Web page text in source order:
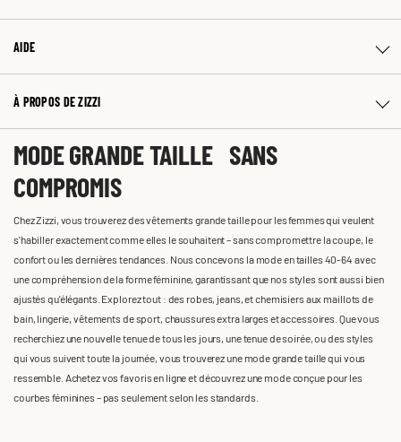
AIDE
À PROPOS DE ZIZZI
MODE GRANDE TAILLE SANS
COMPROMIS
Chez Zizzi, vous trouverez des vêtements grande taille pour les femmes qui veulent
s'habiller exactement comme elles le souhaitent – sans compromettre la coupe, le
confort ou les dernières tendances. Nous concevons la mode en tailles 40-64 avec
une compréhension de la forme féminine, garantissant que nos styles sont aussi bien
ajustés qu'élégants. Explorez tout : des robes, jeans, et chemisiers aux maillots de
bain, lingerie, vêtements de sport, chaussures extra larges et accessoires. Que vous
recherchiez une nouvelle tenue de tous les jours, une tenue de soirée, ou des styles
qui vous suivent toute la journée, vous trouverez une mode grande taille qui vous
ressemble. Achetez vos favoris en ligne et découvrez une mode conçue pour les
courbes féminines – pas seulement selon les standards.